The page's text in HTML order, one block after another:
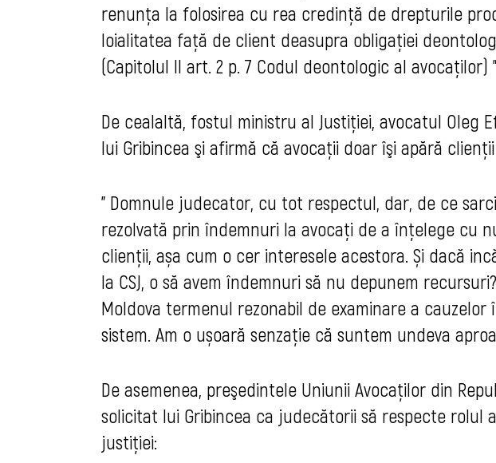
renunța la folosirea cu rea credință de drepturile
loialitatea față de client deasupra obligației
(Capitolul II art. 2 p. 7 Codul deontologic al avocaților)
De cealaltă, fostul ministru al Justiţiei, avocatul Oleg
lui Gribincea şi afirmă că avocaţii doar îşi apără
" Domnule judecator, cu tot respectul, dar, de ce
rezolvată prin îndemnuri la avocați de a înțelege cu
clienții, așa cum o cer interesele acestora. Și dacă
la CSJ, o să avem îndemnuri să nu depunem
Moldova termenul rezonabil de examinare a
sistem. Am o ușoară senzație că suntem undeva
De asemenea, preşedintele Uniunii Avocaţilor din
solicitat lui Gribincea ca judecătorii să respecte rolul
justiţiei: